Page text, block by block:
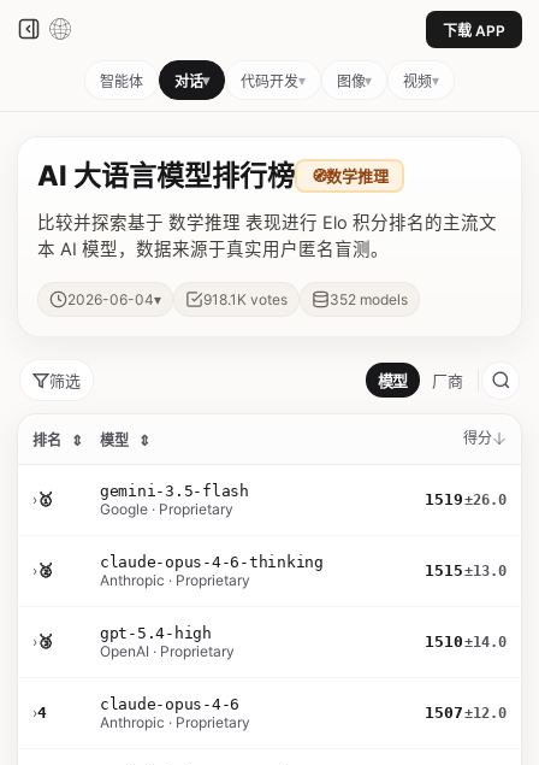
下载 APP
智能体 对话▾ 代码开发▾ 图像▾ 视频▾
AI 大语言模型排行榜 🧭数学推理
比较并探索基于 数学推理 表现进行 Elo 积分排名的主流文
本 AI 模型，数据来源于真实用户匿名盲测。
2026-06-04▾ 918.1K votes 352 models
筛选 模型 厂商
排名 ⇕ 模型 ⇕ 得分
›🥇
gemini-3.5-flash
Google · Proprietary
1519±26.0
›🥈
claude-opus-4-6-thinking
Anthropic · Proprietary
1515±13.0
›🥉
gpt-5.4-high
OpenAI · Proprietary
1510±14.0
›4
claude-opus-4-6
Anthropic · Proprietary
1507±12.0